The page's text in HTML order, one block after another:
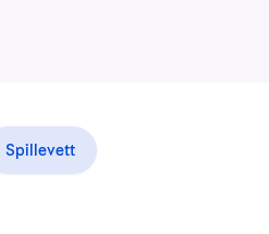
Spillevett